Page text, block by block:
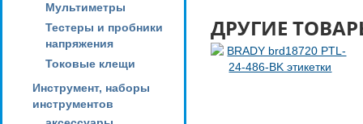
Мультиметры
Тестеры и пробники
напряжения
Токовые клещи
Инструмент, наборы
инструментов
ДРУГИЕ